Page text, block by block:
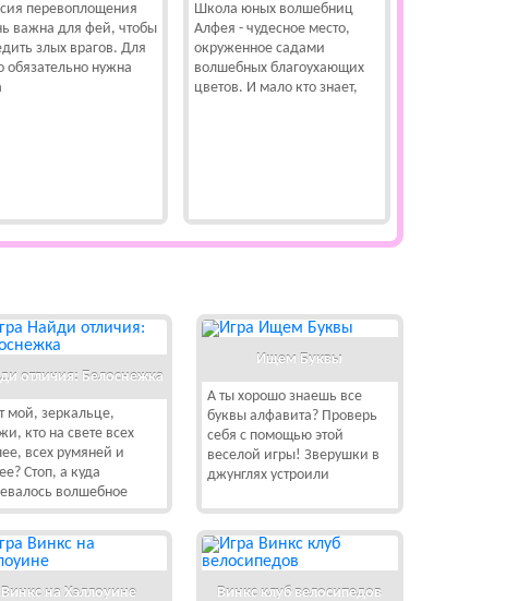
перевоплощения
важна для фей, чтобы
злых врагов. Для
обязательно нужна
Школа юных волшебниц
Алфея - чудесное место,
окруженное садами
волшебных благоухающих
цветов. И мало кто знает,
отличия: Белоснежка
мой, зеркальце,
кто на свете всех
всех румяней и
Стоп, а куда
волшебное
Ищем Буквы
А ты хорошо знаешь все
буквы алфавита? Проверь
себя с помощью этой
веселой игры! Зверушки в
джунглях устроили
Винкс на Хэллоуине Винкс клуб велосипедов